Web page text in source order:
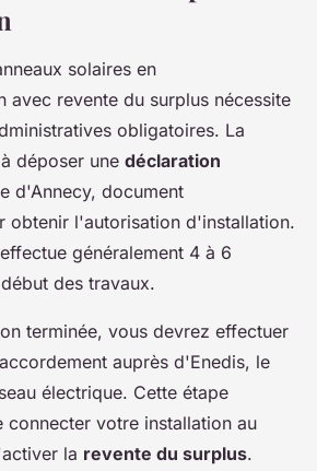
solaires en
avec revente du surplus nécessite
obligatoires. La
déposer une déclaration
d'Annecy, document
obtenir l'autorisation d'installation.
généralement 4 à 6
des travaux.
terminée, vous devrez effectuer
auprès d'Enedis, le
électrique. Cette étape
connecter votre installation au
la revente du surplus.